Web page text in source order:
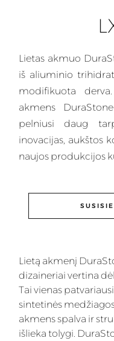
Lietas akmuo
iš aliuminio
modifikuota derva
akmens
pelniusi daug
inovacijas, aukštos
naujos produkcijos
Lietą akmenį
dizaineriai vertina
Tai vienas
sintetinės
akmens spalva ir
išlieka tolygi.